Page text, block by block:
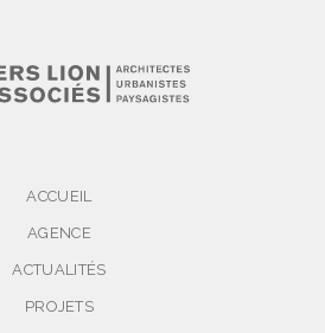
ACCUEIL
AGENCE
ACTUALITÉS
PROJETS